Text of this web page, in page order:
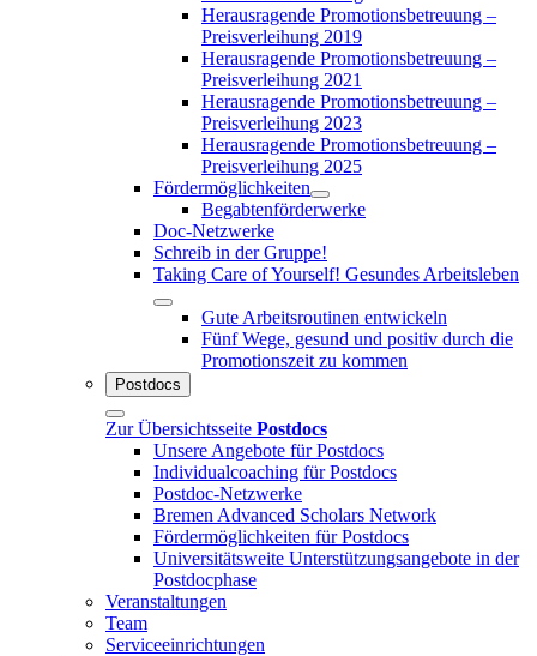
Herausragende Promotionsbetreuung –
Preisverleihung 2019
Herausragende Promotionsbetreuung –
Preisverleihung 2021
Herausragende Promotionsbetreuung –
Preisverleihung 2023
Herausragende Promotionsbetreuung –
Preisverleihung 2025
Fördermöglichkeiten
Begabtenförderwerke
Doc-Netzwerke
Schreib in der Gruppe!
Taking Care of Yourself! Gesundes Arbeitsleben
Gute Arbeitsroutinen entwickeln
Fünf Wege, gesund und positiv durch die
Promotionszeit zu kommen
Postdocs
Zur Übersichtsseite Postdocs
Unsere Angebote für Postdocs
Individualcoaching für Postdocs
Postdoc-Netzwerke
Bremen Advanced Scholars Network
Fördermöglichkeiten für Postdocs
Universitätsweite Unterstützungsangebote in der
Postdocphase
Veranstaltungen
Team
Serviceeinrichtungen